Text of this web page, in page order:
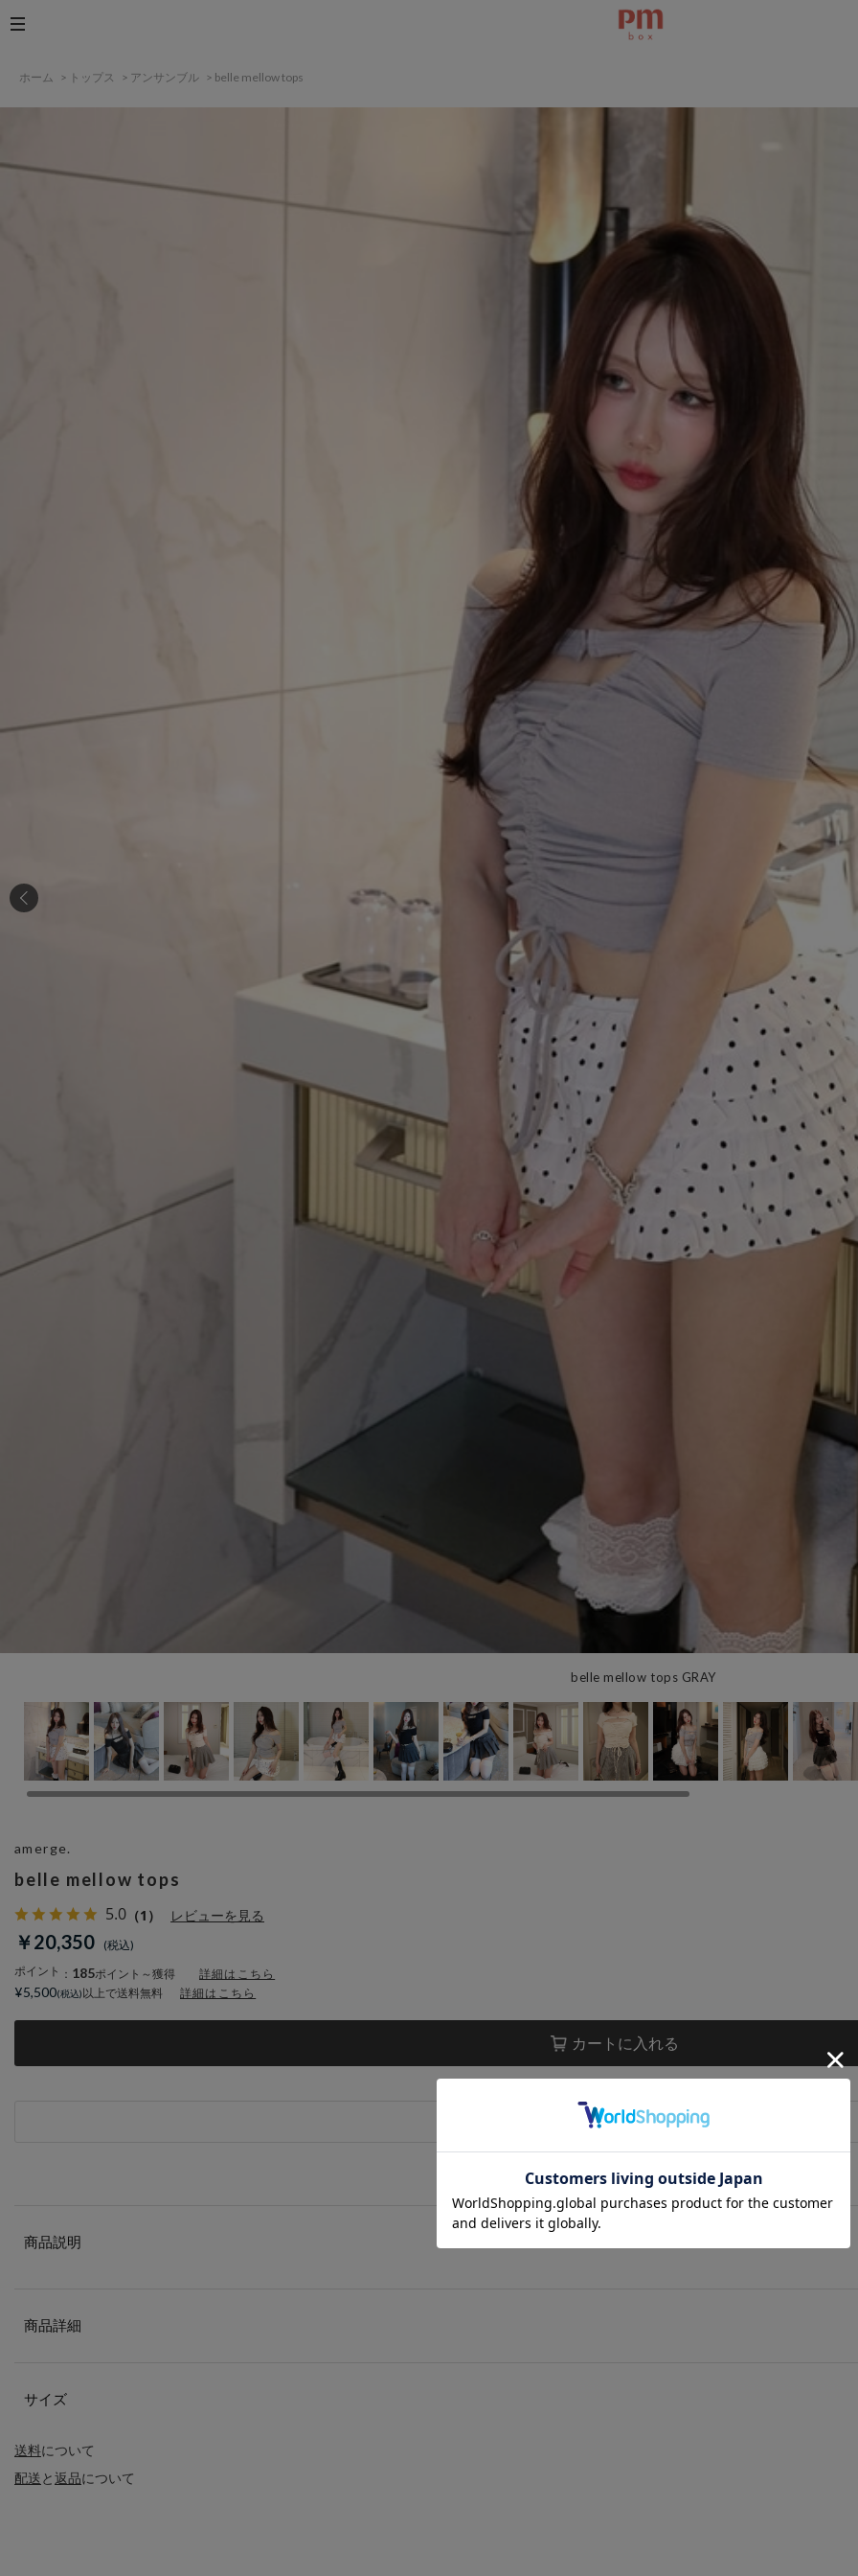
ホーム > トップス > アンサンブル > belle mellow tops
belle mellow tops GRAY
belle mellow tops
5.0 （1） レビューを見る
￥20,350
ポイント ： 185ポイント～獲得 詳細はこちら
カートに入れる
店舗在庫表示
amerge.
¥5,500 以上で送料無料 詳細はこちら
送料について
配送と返品について
商品説明
商品詳細
サイズ